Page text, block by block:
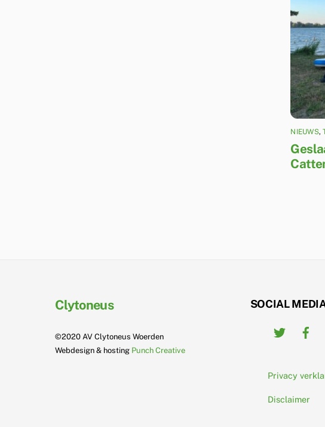
NIEUWS,
Clytoneus
©2020 AV Clytoneus Woerden
Webdesign & hosting Punch Creative
SOCIAL
Twitter
Privacy
Disclaimer